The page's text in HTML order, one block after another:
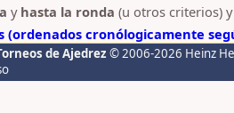
y hasta la ronda (u otros criterios)
(ordenados cronólogicamente
de Ajedrez © 2006-2026 Heinz